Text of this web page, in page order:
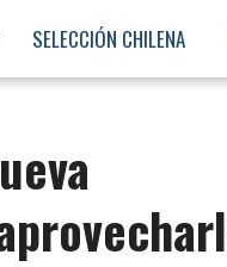
SELECCIÓN CHILENA